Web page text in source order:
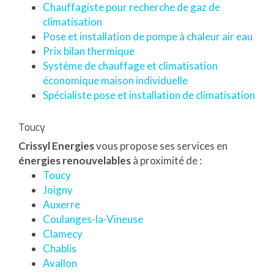
Chauffagiste pour recherche de gaz de
climatisation
Pose et installation de pompe à chaleur air eau
Prix bilan thermique
Système de chauffage et climatisation
économique maison individuelle
Spécialiste pose et installation de climatisation
Toucy
Crissyl Energiesvous propose ses services en
énergies renouvelablesà proximité de :
Toucy
Joigny
Auxerre
Coulanges-la-Vineuse
Clamecy
Chablis
Avallon